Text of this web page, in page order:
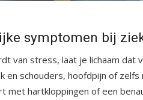
symptomen bij
van stress, laat je lichaam dat
en schouders, hoofdpijn of
met hartkloppingen of een